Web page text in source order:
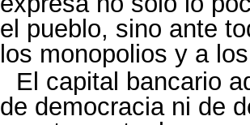
el pueblo, sino ante
los monopolios y a
El capital bancario
de democracia ni de